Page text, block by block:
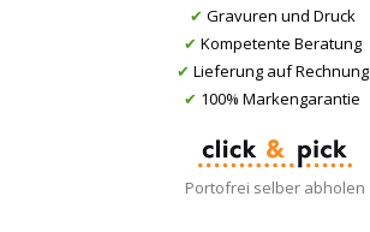
✔ Gravuren und Druck
✔ Kompetente Beratung
✔ Lieferung auf Rechnung
✔ 100% Markengarantie
Portofrei selber abholen